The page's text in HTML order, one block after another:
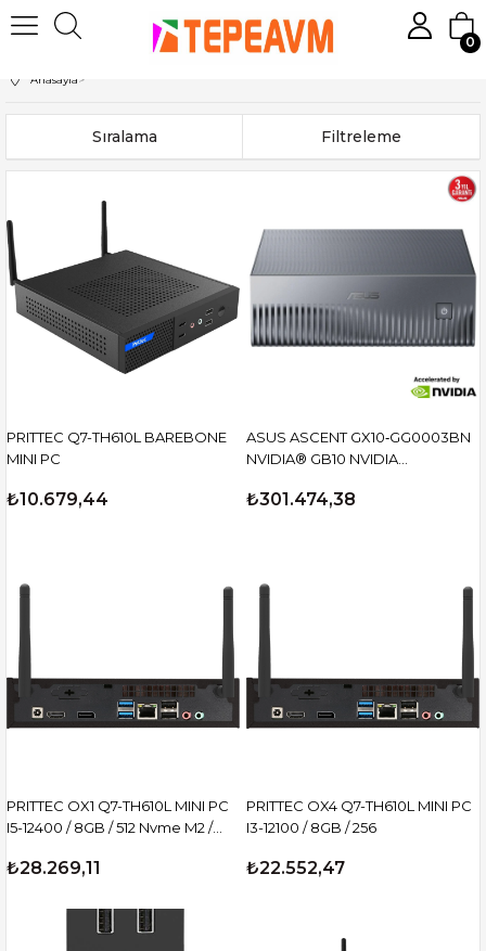
0
Anasayfa>
Filtreleme
Sıralama
PRITTEC Q7-TH610L BAREBONE
MINI PC
₺10.679,44
ASUS ASCENT GX10‑GG0003BN
NVIDIA® GB10 NVIDIA
SSD NVIDIA DGX OS KOMPAKT
₺301.474,38
PRITTEC OX1 Q7-TH610L MINI PC
I5-12400 / 8GB / 512 Nvme M2 /
₺28.269,11
PRITTEC OX4 Q7-TH610L MINI PC
I3-12100 / 8GB / 256
₺22.552,47